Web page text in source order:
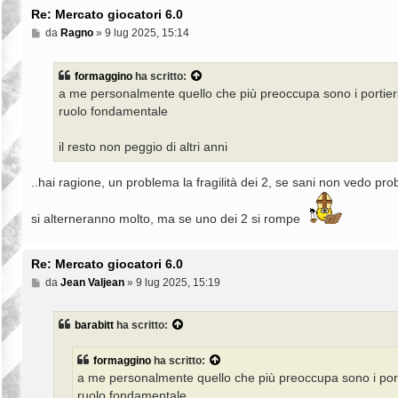
Re: Mercato giocatori 6.0
M
da Ragno» 9 lug 2025, 15:14
formaggino ha scritto:
a me personalmente quello che più preoccupa sono i
ruolo fondamentale
il resto non peggio di altri anni
..hai ragione, un problema la fragilità dei 2, se sani non vedo
si alterneranno molto, ma se uno dei 2 si rompe
Re: Mercato giocatori 6.0
M
da Jean Valjean» 9 lug 2025, 15:19
barabitt ha scritto:
formaggino ha scritto:
a me personalmente quello che più preoccupa sono i